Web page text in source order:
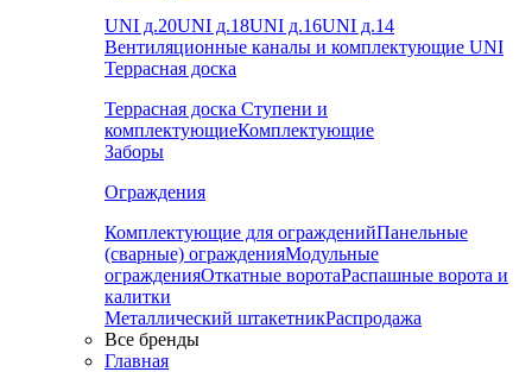
UNI д.20UNI д.18UNI д.16UNI д.14
Вентиляционные каналы и комплектующие UNI
Террасная доска
Террасная доска Ступени и
комплектующиеКомплектующие
Заборы
Ограждения
Комплектующие для огражденийПанельные
(сварные) огражденияМодульные
огражденияОткатные воротаРаспашные ворота и
калитки
Металлический штакетникРаспродажа
Все бренды
Главная